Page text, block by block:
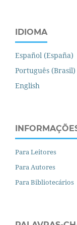
IDIOMA
Español (España)
Português (Brasil)
English
Para Leitores
Para Autores
Para Bibliotecários